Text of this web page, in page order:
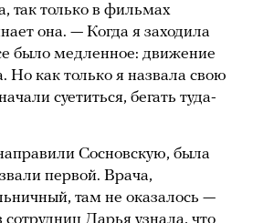
так только в фильмах
она. — Когда я заходила
было медленное: движение
Но как только я назвала свою
суетиться, бегать туда-
Сосновскую, была
первой. Врача,
там не оказалось —